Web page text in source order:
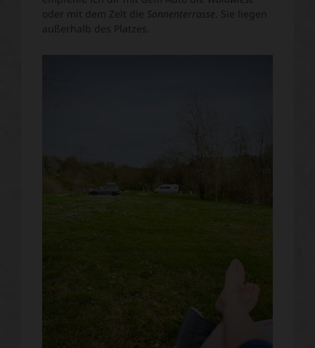
oder mit dem Zelt die Sonnenterrasse . Sie liegen
außerhalb des Platzes.